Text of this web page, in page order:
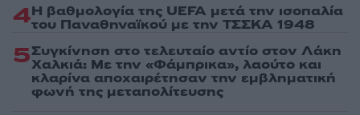
4Η βαθμολογία της UEFA μετά την ισοπαλία
του Παναθηναϊκού με την ΤΣΣΚΑ 1948
5Συγκίνηση στο τελευταίο αντίο στον Λάκη
Χαλκιά: Με την «Φάμπρικα», λαούτο και
κλαρίνα αποχαιρέτησαν την εμβληματική
φωνή της μεταπολίτευσης